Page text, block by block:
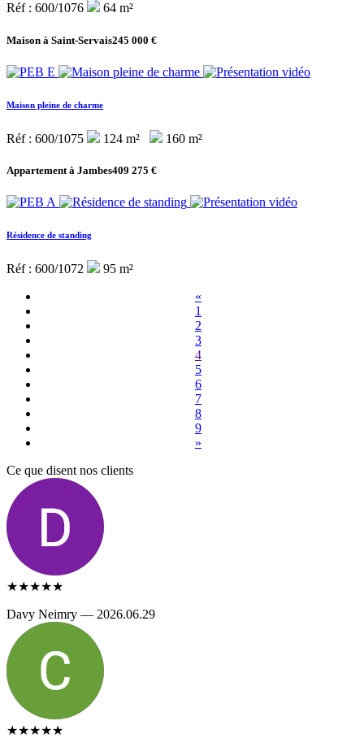
Réf : 600/1076 64 m²
Maison à Saint-Servais245 000 €
Maison pleine de charme
Réf : 600/1075 124 m² 160 m²
Appartement à Jambes409 275 €
Résidence de standing
Réf : 600/1072
95 m²
«
1
2
3
4
5
6
7
8
9
»
Ce que disent nos clients
★★★★★
Davy Neimry — 2026.06.29
★★★★★